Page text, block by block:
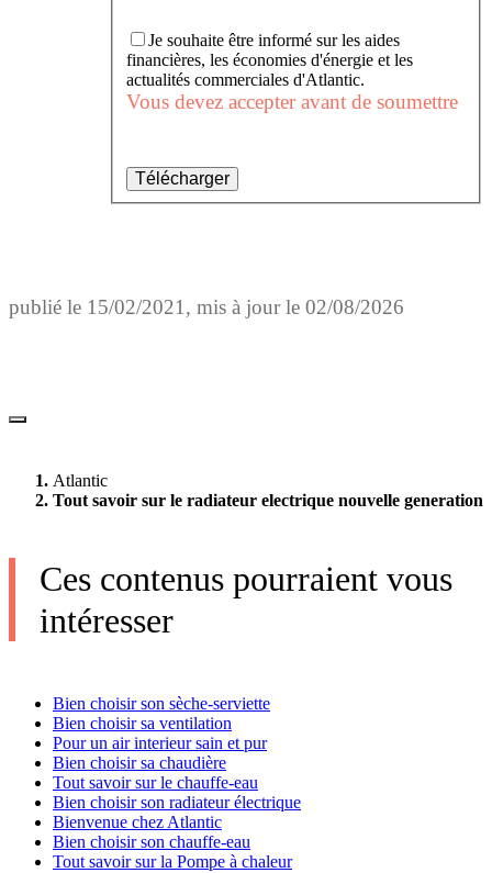
Je souhaite être informé sur les aides
financières, les économies d'énergie et les
actualités commerciales d'Atlantic.
Vous devez accepter avant de soumettre
Télécharger
publié le 15/02/2021, mis à jour le 02/08/2026
Atlantic
Tout savoir sur le radiateur electrique nouvelle generation
Ces contenus pourraient vous
intéresser
Bien choisir son sèche-serviette
Bien choisir sa ventilation
Pour un air interieur sain et pur
Bien choisir sa chaudière
Tout savoir sur le chauffe-eau
Bien choisir son radiateur électrique
Bienvenue chez Atlantic
Bien choisir son chauffe-eau
Tout savoir sur la Pompe à chaleur